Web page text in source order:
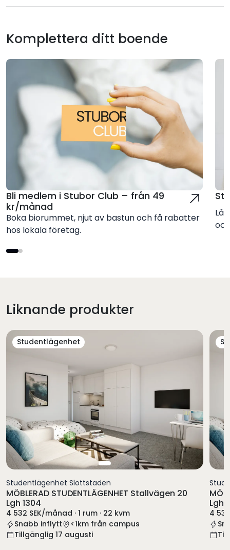
Komplettera ditt boende
Bli medlem i Stubor Club – från 49
kr/månad
Boka biorummet, njut av bastun och få rabatter
hos lokala företag.
Liknande produkter
Studentlägenhet
Studentlägenhet Slottstaden
MÖBLERAD STUDENTLÄGENHET Stallvägen 20
Lgh 1304
4 532 SEK/månad · 1 rum · 22 kvm
Snabb inflytt
<1km från campus
Tillgänglig 17 augusti
Lgh
4